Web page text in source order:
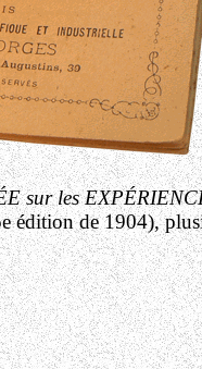
sur les
édition de 1904),